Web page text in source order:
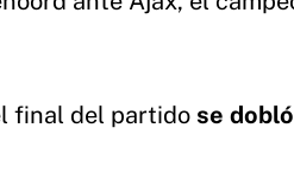
final del partido se